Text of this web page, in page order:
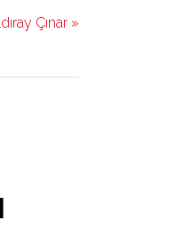
Çınar »